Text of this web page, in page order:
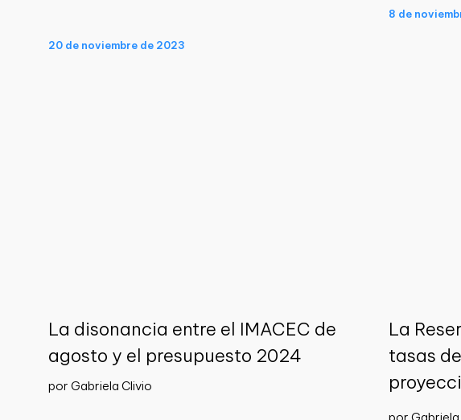
20 de noviembre de 2023
8 de
La disonancia entre el IMACEC de
agosto y el presupuesto 2024
por Gabriela Clivio
La
tasas